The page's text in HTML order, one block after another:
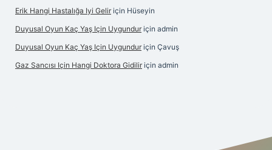
Erik Hangi Hastalığa Iyi Gelir için Hüseyin
Duyusal Oyun Kaç Yaş Için Uygundur için admin
Duyusal Oyun Kaç Yaş Için Uygundur için Çavuş
Gaz Sancısı Için Hangi Doktora Gidilir için admin